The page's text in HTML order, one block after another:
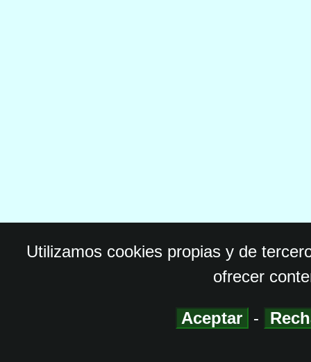
Utilizamos cookies propias y de
ofrecer
Aceptar -